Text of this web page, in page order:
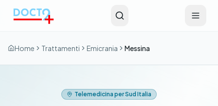
Home Trattamenti Emicrania Messina
Telemedicina per Sud Italia